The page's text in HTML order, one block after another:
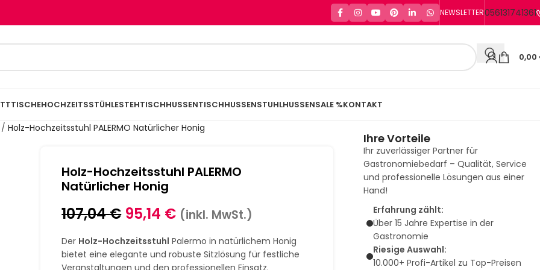
NEWSLETTER056131741361
0,00
HOCHZEITSSTÜHLESTEHTISCHHUSSENTISCHHUSSENSTUHLHUSSENSALE %KONTAKT
/ Holz-Hochzeitsstuhl PALERMO Natürlicher Honig
Holz-Hochzeitsstuhl PALERMO
Natürlicher Honig
107,04€ 95,14 € (inkl. MwSt.)
Der Holz-Hochzeitsstuhl Palermo in natürlichem Honig
bietet eine elegante und robuste Sitzlösung für festliche
Veranstaltungen und den professionellen Einsatz.
Ihre Vorteile
Ihr zuverlässiger Partner für
Gastronomiebedarf – Qualität, Service
und professionelle Lösungen aus einer
Hand!
Erfahrung zählt:
Über 15 Jahre Expertise in der
Gastronomie
Riesige Auswahl:
10.000+ Profi-Artikel zu Top-Preisen